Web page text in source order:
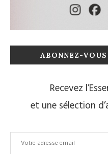
ABONNEZ-
Recevez
et une sélection